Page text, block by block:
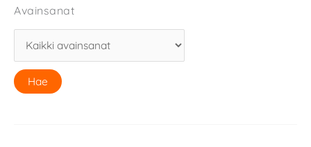
Avainsanat